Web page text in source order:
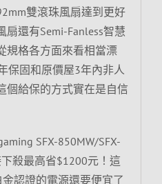
雙滾珠風扇達到更好
還有Semi-Fanless智慧
規格各方面來看相當漂
保固和原價屋3年內非人
個給保的方式實在是自信
SFX-850MW/SFX-
殺最高省$1200元！這
認證的電源還要便宜了